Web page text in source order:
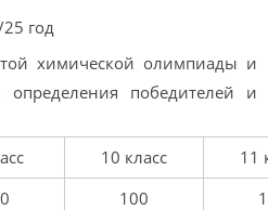
год
химической олимпиады и
определения победителей и
10 класс
11
100